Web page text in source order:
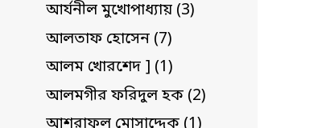
আর্যনীল মুখোপাধ্যায় (3)
আলতাফ হোসেন (7)
আলম খোরশেদ ] (1)
আলমগীর ফরিদুল হক (2)